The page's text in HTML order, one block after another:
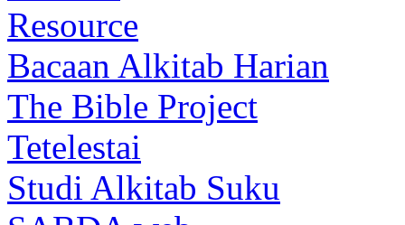
Resource
Bacaan Alkitab Harian
The Bible Project
Tetelestai
Studi Alkitab Suku